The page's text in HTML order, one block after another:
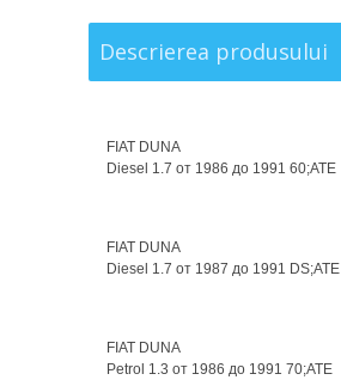
Descrierea produsului
FIAT DUNA
Diesel 1.7 от 1986 до 1991 60;ATE
FIAT DUNA
Diesel 1.7 от 1987 до 1991 DS;ATE
FIAT DUNA
Petrol 1.3 от 1986 до 1991 70;ATE